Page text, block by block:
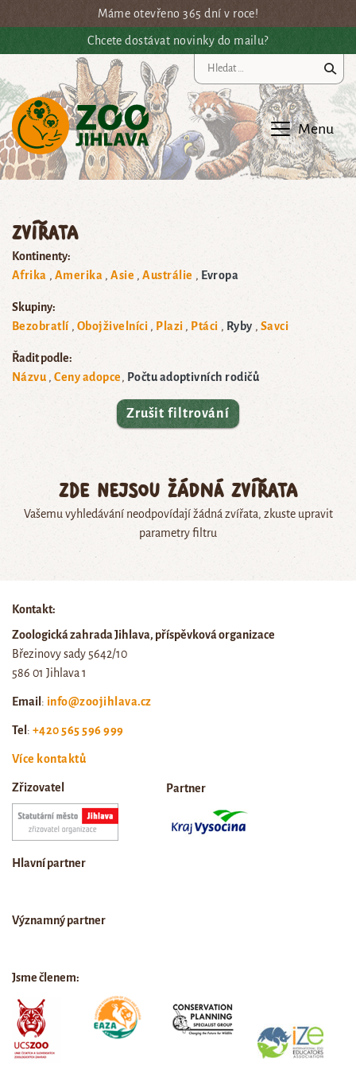
Přejít na hlavní obsahMáme otevřeno 365 dní v roce!
Chcete dostávat novinky do mailu?
Menu
Zvířata
Kontinenty:
Afrika
Amerika Asie Austrálie Evropa
Skupiny:
Bezobratlí
Obojživelníci Plazi Ptáci Ryby Savci
Řadit podle:
Názvu
Ceny adopce Počtu adoptivních rodičů
Zrušit filtrování
Zde nejsou žádná zvířata
Vašemu vyhledávání neodpovídají žádná zvířata, zkuste upravit
parametry filtru
Kontakt:
Zoologická zahrada Jihlava, příspěvková organizace
Březinovy sady 5642/10
586 01 Jihlava 1
Email : info@zoojihlava.cz
Tel : +420 565 596 999
Více kontaktů
Zřizovatel Partner
Hlavní partner
Významný partner
Jsme členem: